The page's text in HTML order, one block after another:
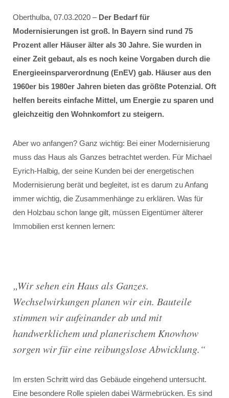
Oberthulba, 07.03.2020 – Der Bedarf für
Modernisierungen ist groß. In Bayern sind rund 75
Prozent aller Häuser älter als 30 Jahre. Sie wurden in
einer Zeit gebaut, als es noch keine Vorgaben durch die
Energieeinsparverordnung (EnEV) gab. Häuser aus den
1960er bis 1980er Jahren bieten das größte Potenzial. Oft
helfen bereits einfache Mittel, um Energie zu sparen und
gleichzeitig den Wohnkomfort zu steigern.
Aber wo anfangen? Ganz wichtig: Bei einer Modernisierung
muss das Haus als Ganzes betrachtet werden. Für Michael
Eyrich-Halbig, der seine Kunden bei der energetischen
Modernisierung berät und begleitet, ist es darum zu Anfang
immer wichtig, die Zusammenhänge zu erklären. Was für
den Holzbau schon lange gilt, müssen Eigentümer älterer
Immobilien erst kennen lernen:
„Wir sehen ein Haus als Ganzes.
Wechselwirkungen planen wir ein. Bauteile
stimmen wir aufeinander ab und mit
handwerklichem und planerischem Knowhow
sorgen wir für eine reibungslose Abwicklung.“
Im ersten Schritt wird das Gebäude eingehend untersucht.
Eine besondere Rolle spielen dabei Wärmebrücken. Es sind